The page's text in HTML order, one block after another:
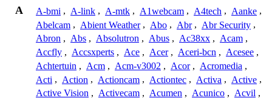
A A-bmi , A-link , A-mtk , A1webcam , A4tech , Aanke ,
Abelcam , Abient Weather , Abo , Abr , Abr Security ,
Abron , Abs , Absolutron , Abus , Ac38xx , Acam ,
Accfly , Accsxperts , Ace , Acer , Aceri-bcn , Acesee ,
Achtertuin , Acm , Acm-v3002 , Acor , Acromedia ,
Acti , Action , Actioncam , Actiontec , Activa , Active ,
Active Vision , Activecam , Acumen , Acunico , Acvil ,